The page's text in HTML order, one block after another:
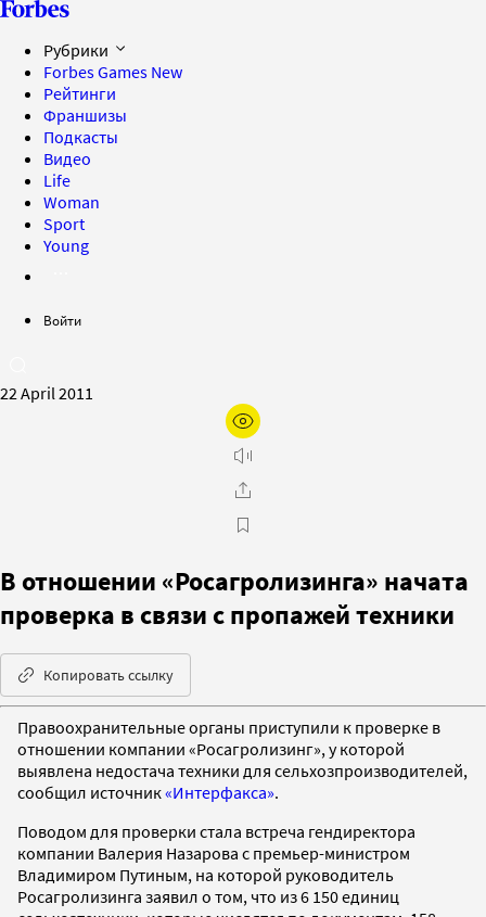
Рубрики
Forbes Games New
Рейтинги
Франшизы
Подкасты
Видео
Life
Woman
Sport
Young
Войти
22 April 2011
В отношении «Росагролизинга» начата
проверка в связи с пропажей техники
Копировать ссылку
Правоохранительные органы приступили к проверке в
отношении компании «Росагролизинг», у которой
выявлена недостача техники для сельхозпроизводителей,
сообщил источник«Интерфакса».
Поводом для проверки стала встреча гендиректора
компании Валерия Назарова с премьер-министром
Владимиром Путиным, на которой руководитель
Росагролизинга заявил о том, что из 6 150 единиц